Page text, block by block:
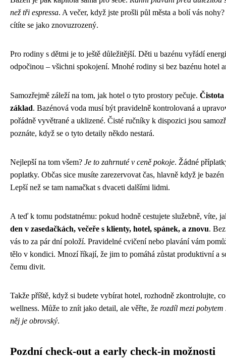
než tři espressa. A večer, když jste prošli půl města a bolí vás
cítíte se jako znovuzrozený.
Pro rodiny s dětmi je to ještě důležitější. Děti u bazénu vyřádí
odpočinou – všichni spokojení. Mnohé rodiny si bez bazénu hotel
Samozřejmě záleží na tom, jak hotel o tyto prostory pečuje. Čistota
základ. Bazénová voda musí být pravidelně kontrolovaná a
pořádně vyvětrané a uklizené. Čisté ručníky k dispozici jsou
poznáte, když se o tyto detaily někdo nestará.
Nejlepší na tom všem? Je to zahrnuté v ceně pokoje. Žádné
poplatky. Občas sice musíte zarezervovat čas, hlavně když je
Lepší než se tam namačkat s dvaceti dalšími lidmi.
A teď k tomu podstatnému: pokud hodně cestujete služebně, víte,
den v zasedačkách, večeře s klienty, hotel, spánek, a znovu.
vás to za pár dní položí. Pravidelné cvičení nebo plavání vám
tělo v kondici. Mnozí říkají, že jim to pomáhá zůstat produktivní a
čemu divit.
Takže příště, když si budete vybírat hotel, rozhodně zkontrolujte,
wellness. Může to znít jako detail, ale věřte, že rozdíl mezi pobytem
něj je obrovský.
Pozdní check-out a early check-in možnosti